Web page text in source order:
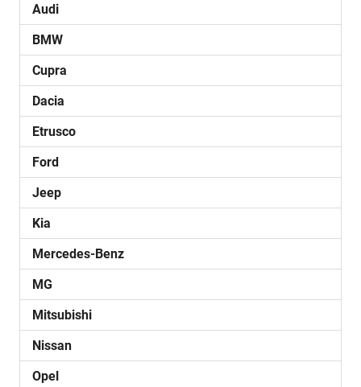
Audi
BMW
Cupra
Dacia
Etrusco
Ford
Jeep
Kia
Mercedes-Benz
MG
Mitsubishi
Nissan
Opel